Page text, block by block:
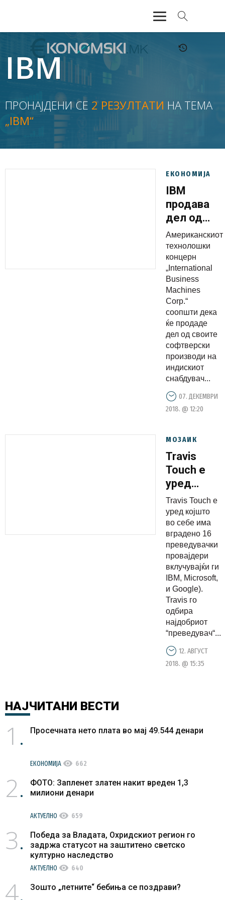
АКТУЕЛНО
ЕКОНОМИЈА
ФИНАНСИИ
БАНКАРСТВО
ЖИВОТ
IBM
ПРОНАЈДЕНИ СЕ 2 РЕЗУЛТАТИ НА ТЕМА
„IBM“
ЕКОНОМИЈА
IBM
продава
дел од
својот
бизнис
Американскиот
технолошки
концерн
„International
Business
Machines
Corp.“
соопшти дека
ќе продаде
дел од своите
софтверски
производи на
индискиот
снабдувач...
07. ДЕКЕМВРИ
2018. @ 12:20
МОЗАИК
Travis
Touch е
уред
којшто во
себе има
вградено
16
може да
преведе
105
јазици
Travis Touch е
уред којшто
во себе има
вградено 16
преведувачки
провајдери
вклучувајќи ги
IBM, Microsoft,
и Google).
Travis го
одбира
најдобриот
“преведувач“...
12. АВГУСТ
2018. @ 15:35
НАЈЧИТАНИ ВЕСТИ
1 Просечната нето плата во мај 49.544 денари
ЕКОНОМИЈА visibility 662
2
ФОТО: Запленет златен накит вреден 1,3
милиони денари
АКТУЕЛНО visibility 659
3
Победа за Владата, Охридскиот регион го
задржа статусот на заштитено светско
културно наследство
АКТУЕЛНО visibility 640
4 Зошто „летните“ бебиња се поздрави?